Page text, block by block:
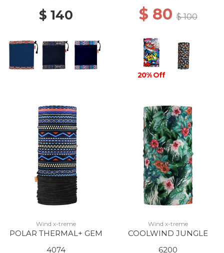
$ 140 $ 80$ 100
20% Off
Wind x-treme
POLAR THERMAL+ GEM
4074
Wind x-treme
COOLWIND JUNGLE
6200